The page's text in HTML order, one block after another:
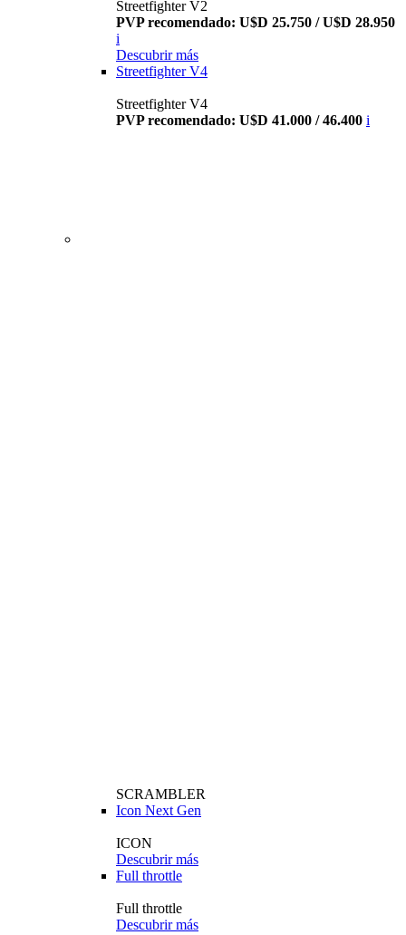
Streetfighter V2
PVP recomendado: U$D 25.750 / U$D 28.950
i
Descubrir más
Streetfighter V4
Streetfighter V4
PVP recomendado: U$D 41.000 / 46.400 i
SCRAMBLER
Icon Next Gen
ICON
Descubrir más
Full throttle
Full throttle
Descubrir más